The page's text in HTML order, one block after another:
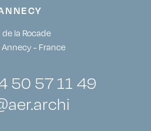
de la Rocade
- France
50 57 11 49